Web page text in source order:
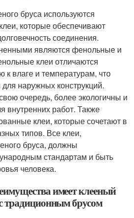
бруса используются
которые обеспечивают
соединения.
являются фенольные и
клеи отличаются
к влаге и температурам, что
наружных конструкций.
очередь, более экологичны и
внутренних работ. Также
клеи, которые сочетают в
типов. Все клеи,
бруса, должны
стандартам и быть
человека.
имеет клееный
традиционным брусом